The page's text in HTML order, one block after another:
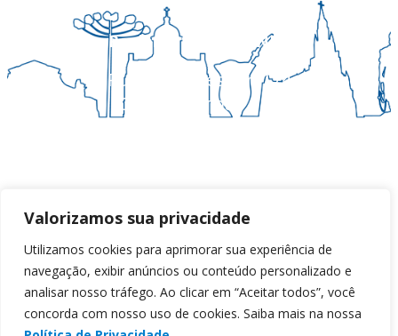
Valorizamos sua privacidade
Utilizamos cookies para aprimorar sua experiência de
navegação, exibir anúncios ou conteúdo personalizado e
analisar nosso tráfego. Ao clicar em “Aceitar todos”, você
concorda com nosso uso de cookies. Saiba mais na nossa
Regional Sul 3 da CNBB
Rua Víctor Kessler, 174
Centro, Canoas – RS
Facebook
Youtube Instagram
© Copyright 2025 CNBB Sul 3